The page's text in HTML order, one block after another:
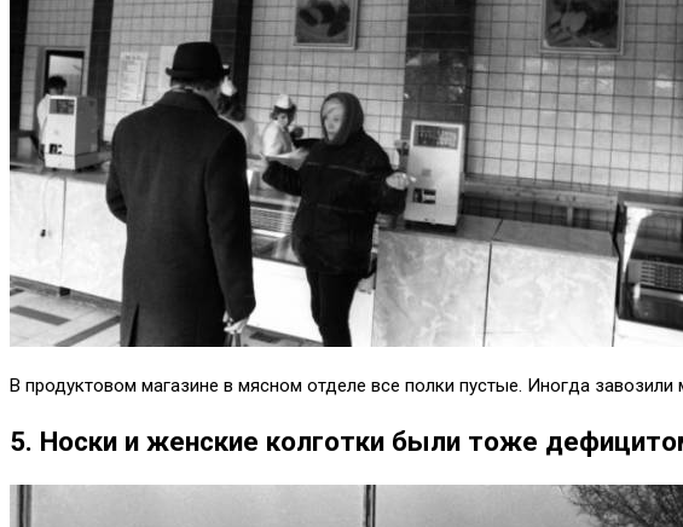
В продуктовом магазине в мясном отделе все полки пустые. Иногда
5. Носки и женские колготки были тоже